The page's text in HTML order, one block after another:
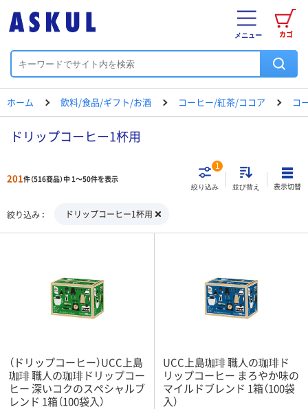
カゴ
メニュー
ホーム 飲料/食品/ギフト/お酒 コーヒー/紅茶/ココア コ
ドリップコーヒー1杯用
201件（516商品）中 1～50件を表示
絞り込み
1
並び替え 表示切替
絞り込み ドリップコーヒー1杯用
（ドリップコーヒー）UCC上島
珈琲 職人の珈琲ドリップコー
ヒー 深いコクのスペシャルブ
レンド 1箱（100袋入）
UCC上島珈琲 職人の珈琲ド
リップコーヒー まろやか味の
マイルドブレンド 1箱（100袋
入）